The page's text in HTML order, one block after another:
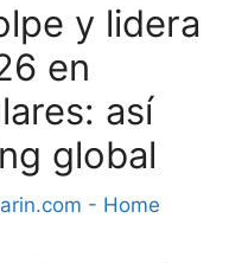
y lidera
en
así
global
- Home